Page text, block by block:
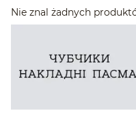
Nie znal żadnych